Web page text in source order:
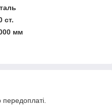
ст.
мм
передоплаті.